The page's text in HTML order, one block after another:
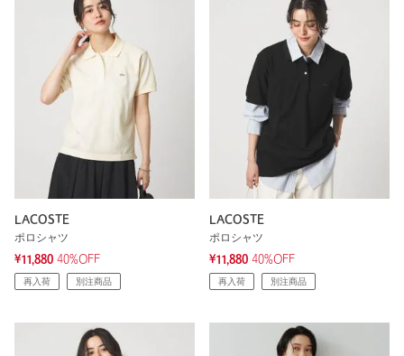
LACOSTE
ポロシャツ
¥11,880 40%OFF
再入荷 別注商品
LACOSTE
ポロシャツ
¥11,880 40%OFF
再入荷 別注商品